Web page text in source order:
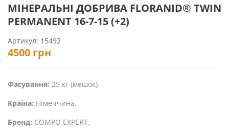
МІНЕРАЛЬНІ ДОБРИВА FLORANID® TWIN
PERMANENT 16-7-15 (+2)
Артикул: 15492
4500 грн
Фасування: 25 кг (мешок).
Країна: Німеччина.
Бренд: COMPO EXPERT.